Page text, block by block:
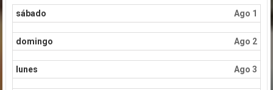
sábado Ago 1
domingo Ago 2
lunes Ago 3